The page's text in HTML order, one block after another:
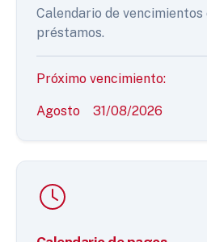
Calendario de
préstamos.
Próximo vencimiento:
Agosto 31/08/2026